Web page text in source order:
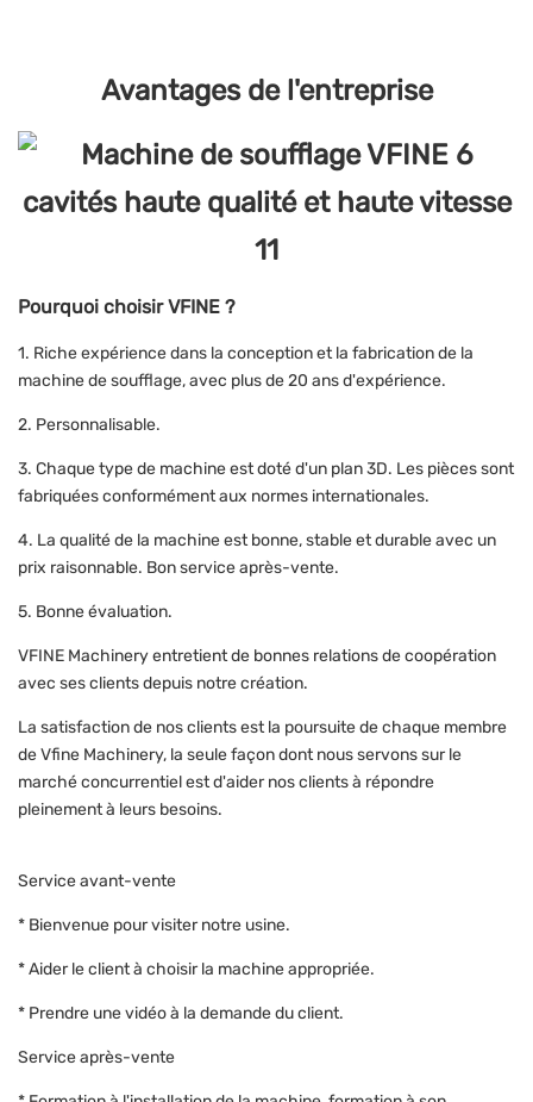
Avantages de l'entreprise
Pourquoi choisir VFINE ?
1. Riche expérience dans la conception et la fabrication de la
machine de soufflage, avec plus de 20 ans d'expérience.
2. Personnalisable.
3. Chaque type de machine est doté d'un plan 3D. Les pièces sont
fabriquées conformément aux normes internationales.
4. La qualité de la machine est bonne, stable et durable avec un
prix raisonnable. Bon service après-vente.
5. Bonne évaluation.
VFINE Machinery entretient de bonnes relations de coopération
avec ses clients depuis notre création.
La satisfaction de nos clients est la poursuite de chaque membre
de Vfine Machinery, la seule façon dont nous servons sur le
marché concurrentiel est d'aider nos clients à répondre
pleinement à leurs besoins.
Service avant-vente
* Bienvenue pour visiter notre usine.
* Aider le client à choisir la machine appropriée.
* Prendre une vidéo à la demande du client.
Service après-vente